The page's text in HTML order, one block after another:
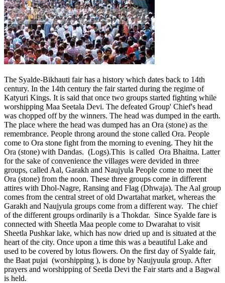
The Syalde-Bikhauti fair has a history which dates back to 14th
century. In the 14th century the fair started during the regime of
Katyuri Kings. It is said that once two groups started fighting while
worshipping Maa Seetala Devi. The defeated Group' Chief's head
was chopped off by the winners. The head was dumped in the earth.
The place where the head was dumped has an Ora (stone) as the
remembrance. People throng around the stone called Ora. People
come to Ora stone fight from the morning to evening. They hit the
Ora (stone) with Dandas. (Logs).This is called Ora Bhaitna. Latter
for the sake of convenience the villages were devided in three
groups, called Aal, Garakh and Naujyula People come to meet the
Ora (stone) from the noon. These three groups come in different
attires with Dhol-Nagre, Ransing and Flag (Dhwaja). The Aal group
comes from the central street of old Dwartahat market, whereas the
Garakh and Naujyula groups come from a different way. The chief
of the different groups ordinarily is a Thokdar. Since Syalde fare is
connected with Sheetla Maa people come to Dwarahat to visit
Sheetla Pushkar lake, which has now dried up and is situated at the
heart of the city. Once upon a time this was a beautiful Lake and
used to be covered by lotus flowers. On the first day of Syalde fair,
the Baat pujai (worshipping ), is done by Naujyuula group. After
prayers and worshipping of Seetla Devi the Fair starts and a Bagwal
is held.